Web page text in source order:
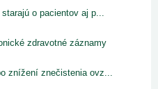
o pacientov aj p...
zdravotné záznamy
znížení znečistenia ovz...